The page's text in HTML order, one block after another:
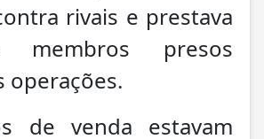
rivais e prestava
presos
operações.
de venda estavam